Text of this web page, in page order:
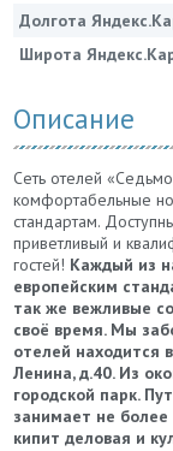
Долгота
Широта
Описание
Сеть отелей
комфортабельные
стандартам.
приветливый и
гостей! Каждый из
европейским
так же вежливые
своё время. Мы
отелей находится
Ленина, д.40. Из
городской парк.
занимает не
кипит деловая и